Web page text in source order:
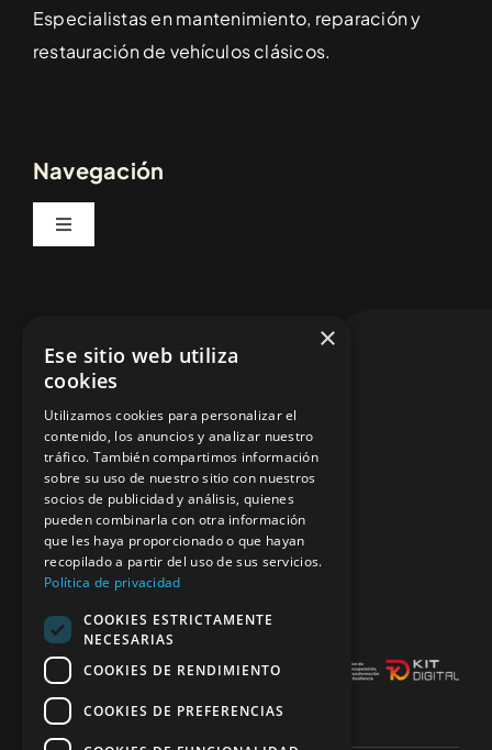
Especialistas en mantenimiento, reparación y
restauración de vehículos clásicos.
Navegación
Toggle
Vehículos
Servicios
Tienda Online
Contacto
93 491 52 42
francesc@palaucars.es
¿Dónde estamos?
c/ Narcís Monturiol 62,
×
Ese sitio web utiliza
cookies
Utilizamos cookies para personalizar el
contenido, los anuncios y analizar nuestro
tráfico. También compartimos información
sobre su uso de nuestro sitio con nuestros
socios de publicidad y análisis, quienes
pueden combinarla con otra información
que les haya proporcionado o que hayan
recopilado a partir del uso de sus servicios.
Política de privacidad
COOKIES ESTRICTAMENTE
NECESARIAS
COOKIES DE RENDIMIENTO
COOKIES DE PREFERENCIAS